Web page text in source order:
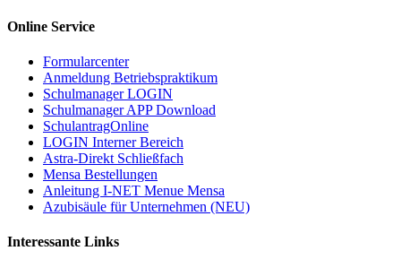
Online Service
Formularcenter
Anmeldung Betriebspraktikum
Schulmanager LOGIN
Schulmanager APP Download
SchulantragOnline
LOGIN Interner Bereich
Astra-Direkt Schließfach
Mensa Bestellungen
Anleitung I-NET Menue Mensa
Azubisäule für Unternehmen (NEU)
Interessante Links